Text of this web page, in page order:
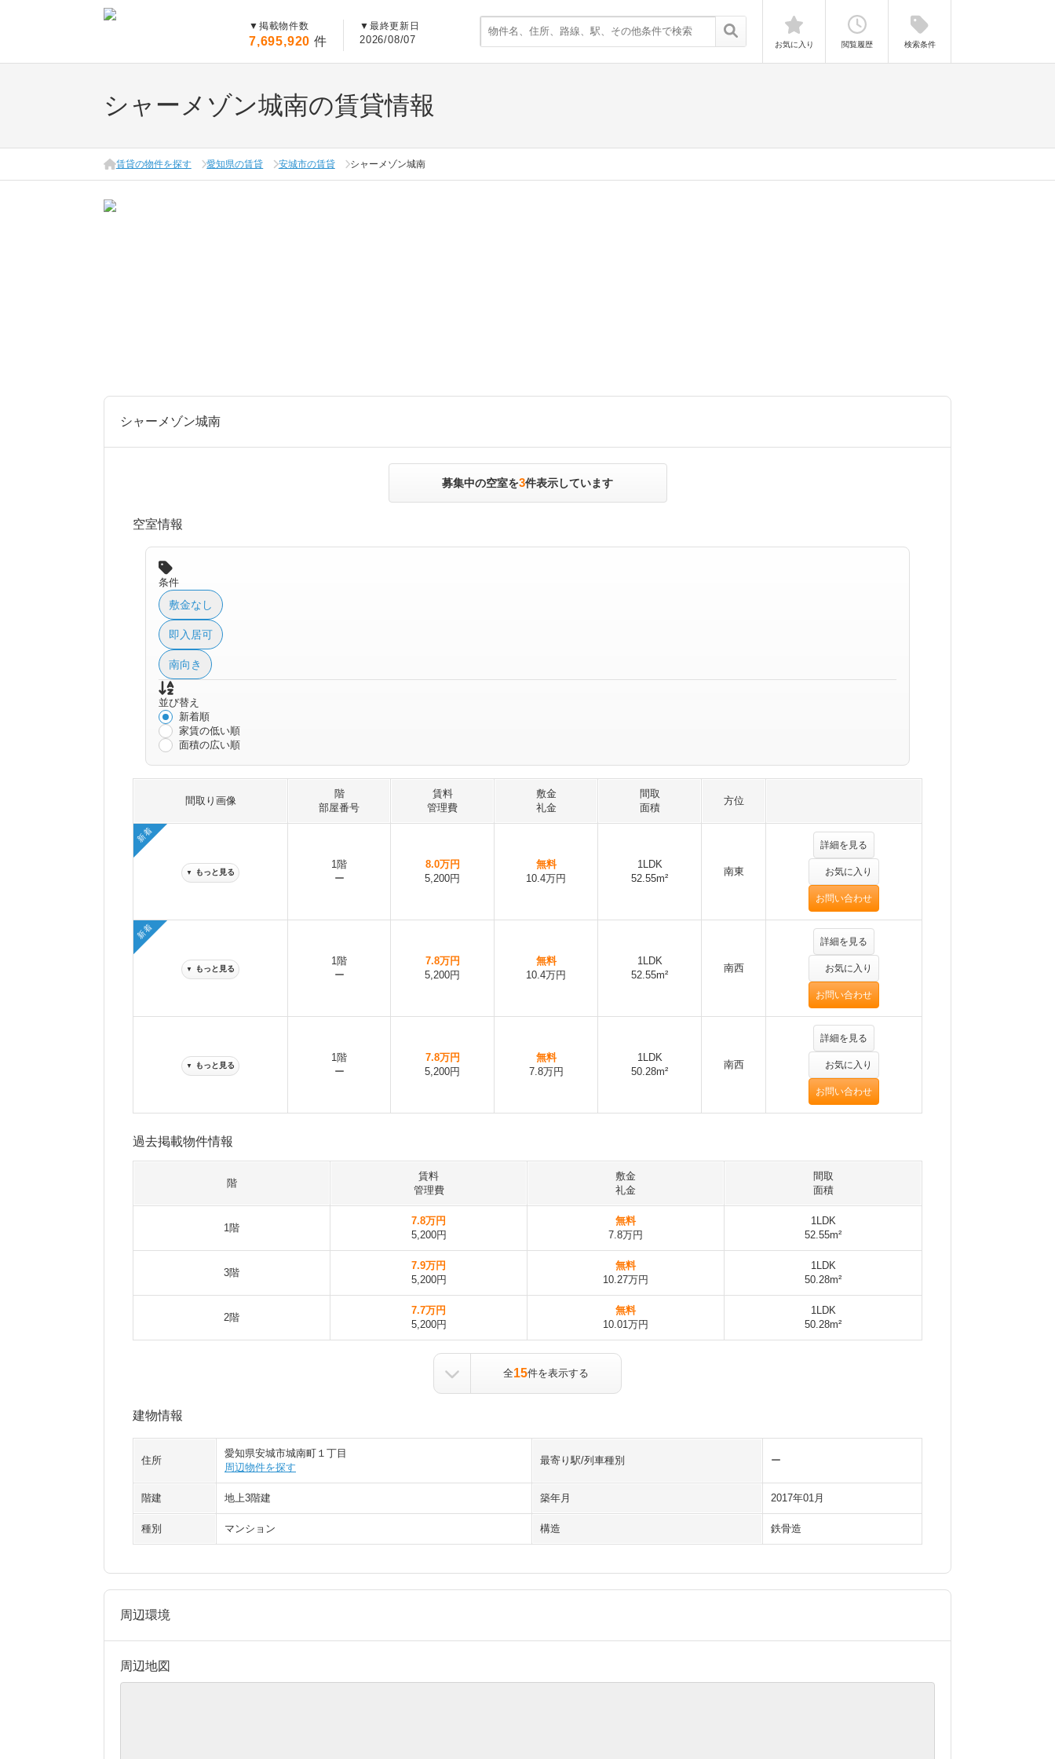
▼ 掲載物件数
7,695,920 件
▼ 最終更新日
2026/08/07 お気に入り 閲覧履歴 検索条件
シャーメゾン城南の賃貸情報
賃貸の物件を探す 愛知県の賃貸 安城市の賃貸 シャーメゾン城南
シャーメゾン城南
募集中の空室を3件表示しています
空室情報
条件
敷金なし
即入居可
南向き
並び替え
新着順
家賃の低い順
面積の広い順
間取り画像
階
部屋番号
賃料
管理費
敷金
礼金
間取
面積
方位
新着
▼ もっと見る
1階
ー
8.0万円
5,200円
無料
10.4万円
1LDK
52.55m²
南東
詳細を見る
お気に入り
お問い合わせ
新着
▼ もっと見る
1階
ー
7.8万円
5,200円
無料
10.4万円
1LDK
52.55m²
南西
詳細を見る
お気に入り
お問い合わせ
▼ もっと見る
1階
ー
7.8万円
5,200円
無料
7.8万円
1LDK
50.28m²
南西
詳細を見る
お気に入り
お問い合わせ
過去掲載物件情報
階
賃料
管理費
敷金
礼金
間取
面積
1階
7.8万円
5,200円
無料
7.8万円
1LDK
52.55m²
3階
7.9万円
5,200円
無料
10.27万円
1LDK
50.28m²
2階
7.7万円
5,200円
無料
10.01万円
1LDK
50.28m²
全15件を表示する
建物情報
住所
愛知県安城市城南町１丁目
周辺物件を探す
最寄り駅/列車種別 ー
階建 地上3階建 築年月 2017年01月
種別 マンション 構造 鉄骨造
周辺環境
周辺地図